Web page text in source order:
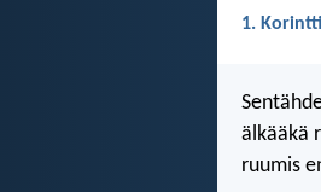
1.
älkääkä
ruumis